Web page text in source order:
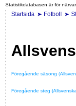
Statistikdatabasen är för
Startsida Fotboll
Föregående säsong
Föregående steg